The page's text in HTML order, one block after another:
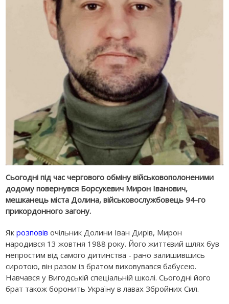
Сьогодні під час чергового обміну військовополоненими
додому повернувся Борсукевич Мирон Іванович,
мешканець міста Долина, військовослужбовець 94-го
прикордонного загону.
Як розповів очільник Долини Іван Дирів, Мирон
народився 13 жовтня 1988 року. Його життєвий шлях був
непростим від самого дитинства - рано залишившись
сиротою, він разом із братом виховувався бабусею.
Навчався у Вигодській спеціальній школі. Сьогодні його
брат також боронить Україну в лавах Збройних Сил.